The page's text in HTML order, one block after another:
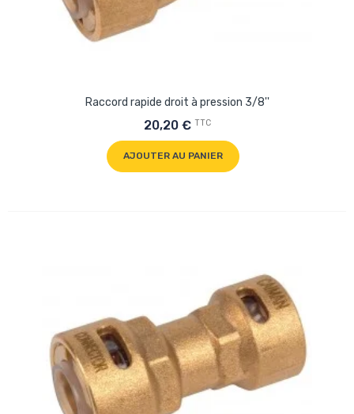
Raccord rapide droit à pression 3/8''
20,20 € TTC
AJOUTER AU PANIER